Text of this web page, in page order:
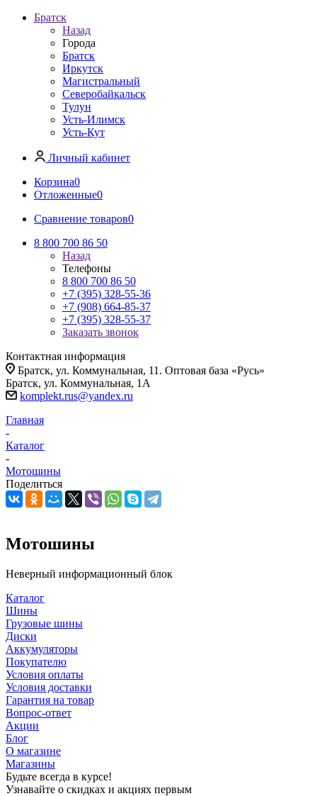
Братск
Назад
Города
Братск
Иркутск
Магистральный
Северобайкальск
Тулун
Усть-Илимск
Усть-Кут
Личный кабинет
Корзина0
Отложенные0
Сравнение товаров0
8 800 700 86 50
Назад
Телефоны
8 800 700 86 50
+7 (395) 328-55-36
+7 (908) 664-85-37
+7 (395) 328-55-37
Заказать звонок
Контактная информация
Братск, ул. Коммунальная, 11. Оптовая база «Русь»
Братск, ул. Коммунальная, 1А
komplekt.rus@yandex.ru
Главная
-
Каталог
-
Мотошины
Поделиться
Мотошины
Неверный информационный блок
Каталог
Шины
Грузовые шины
Диски
Аккумуляторы
Покупателю
Условия оплаты
Условия доставки
Гарантия на товар
Вопрос-ответ
Акции
Блог
О магазине
Магазины
Будьте всегда в курсе!
Узнавайте о скидках и акциях первым